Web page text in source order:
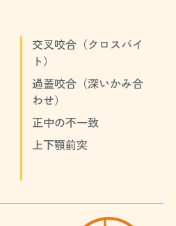
交叉咬合（クロスバイ
ト）
過蓋咬合（深いかみ合
わせ）
正中の不一致
上下顎前突